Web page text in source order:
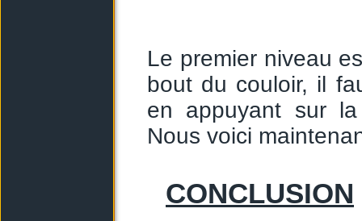
Le premier niveau
bout du couloir, il
en appuyant sur la
Nous voici
CONCLUSION